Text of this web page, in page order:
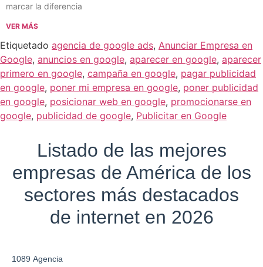
marcar la diferencia
VER MÁS
Etiquetado agencia de google ads, Anunciar Empresa en
Google, anuncios en google, aparecer en google, aparecer
primero en google, campaña en google, pagar publicidad
en google, poner mi empresa en google, poner publicidad
en google, posicionar web en google, promocionarse en
google, publicidad de google, Publicitar en Google
Listado de las mejores
empresas de América de los
sectores más destacados
de internet en 2026
1089 Agencia